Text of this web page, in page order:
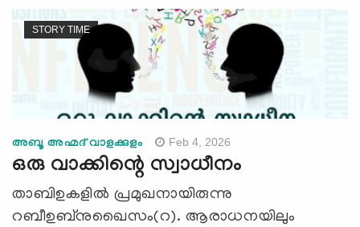
STORY TIME
അബൂ അഹ്മദ് വാളക്കുളം Feb 4, 2026
ഒരു വാക്കിന്റെ സ്വാധീനം
താബിഉകളില്‍ പ്രമുഖനായിരുന്നു
റബീഉബ്നുഖൈസം(റ). ആരാധനയിലും